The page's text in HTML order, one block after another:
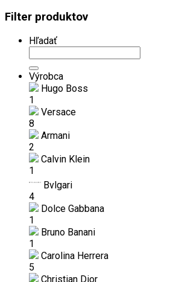
Filter produktov
Hľadať
Výrobca
Hugo Boss
1
Versace
8
Armani
2
Calvin Klein
1
Bvlgari
4
Dolce Gabbana
1
Bruno Banani
1
Carolina Herrera
5
Christian Dior